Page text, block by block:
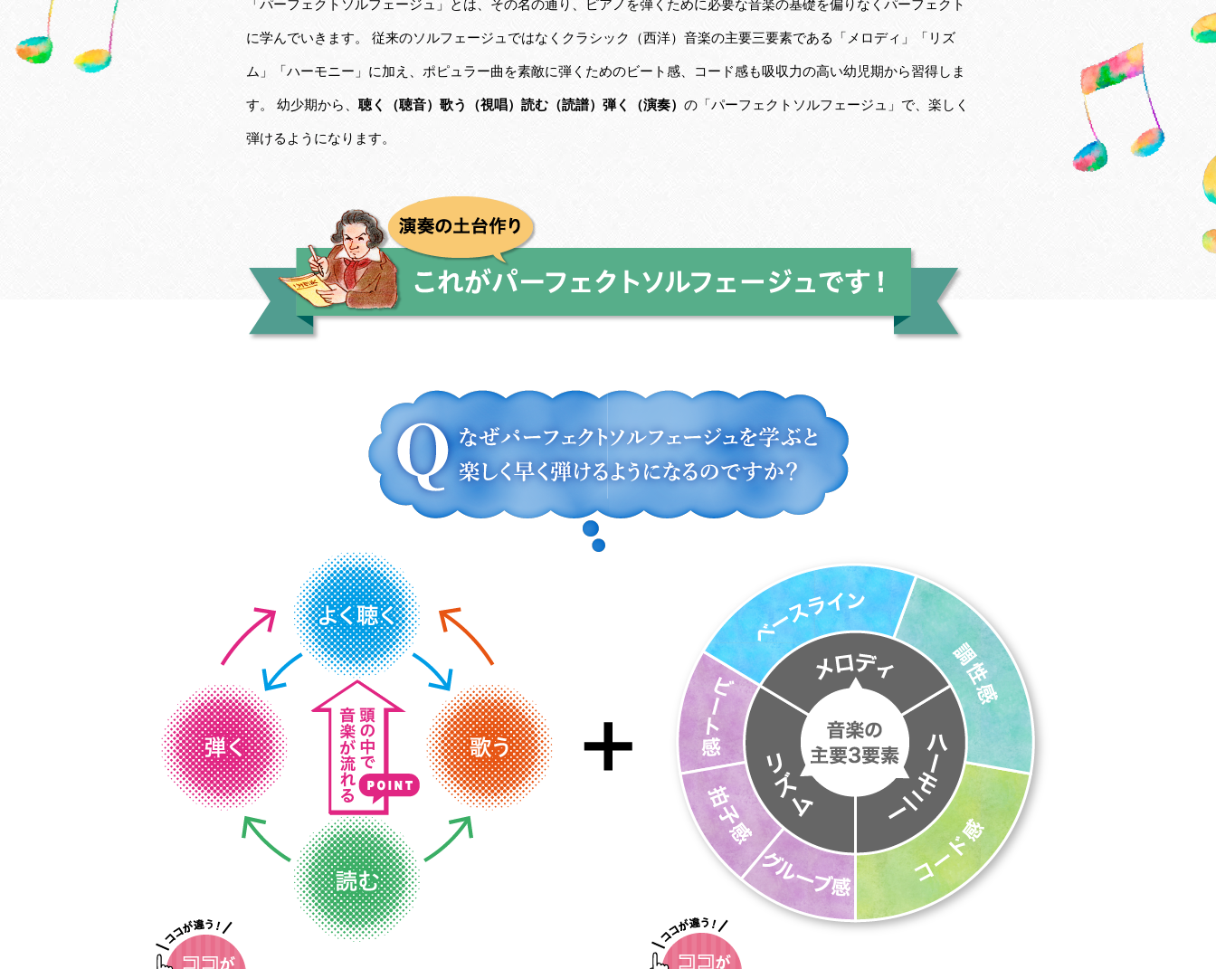
「パーフェクトソルフェージュ」とは、その名の通り、ピアノを弾くために必要な音楽の基礎を偏りなくパーフェクト
に学んでいきます。 従来のソルフェージュではなくクラシック（西洋）音楽の主要三要素である「メロディ」「リズ
ム」「ハーモニー」に加え、ポピュラー曲を素敵に弾くためのビート感、コード感も吸収力の高い幼児期から習得しま
す。 幼少期から、 聴く（聴音）歌う（視唱）読む（読譜）弾く（演奏） の「パーフェクトソルフェージュ」で、楽しく
弾けるようになります。